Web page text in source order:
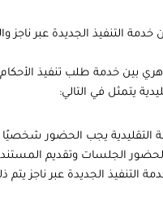
بين خدمة طلب تنفيذ الأحكام
يتمثل في التالي:
التقليدية يجب الحضور شخصيًا
الجلسات وتقديم
التنفيذ الجديدة عبر ناجز